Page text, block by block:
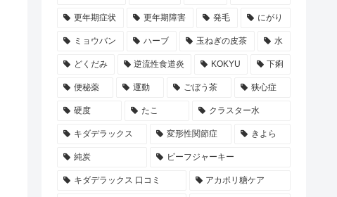
更年期症状 更年期障害 発毛 にがり
ミョウバン ハーブ 玉ねぎの皮茶 水
どくだみ 逆流性食道炎 KOKYU 下痢
便秘薬 運動 ごぼう茶 狭心症
硬度 たこ クラスター水
キダデラックス 変形性関節症 きよら
純炭 ビーフジャーキー
キダデラックス 口コミ アカポリ糖ケア